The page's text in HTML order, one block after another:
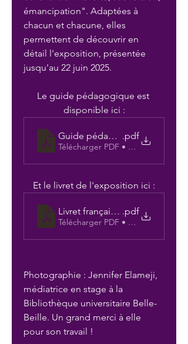
émancipation". Adaptées à
chacun et chacune, elles
permettent de découvrir en
détail l'exposition, présentée
jusqu'au 22 juin 2025.
Le guide pédagogique est
disponible ici :
Guide pédagogique_V3
.pdf
Télécharger PDF • 9.92MB
Et le livret de l'exposition ici :
Livret français V2 FINAL ordre ok
.pdf
Télécharger PDF • 1.96MB
Photographie : Jennifer Elameji,
médiatrice en stage à la
Bibliothèque universitaire Belle-
Beille. Un grand merci à elle
pour son travail !